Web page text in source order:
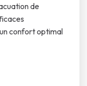
de
confort optimal